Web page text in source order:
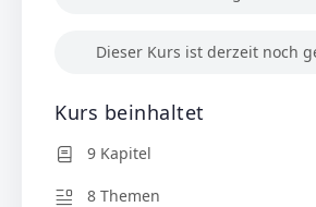
Dieser Kurs ist derzeit noch
Kurs beinhaltet
9 Kapitel
8 Themen